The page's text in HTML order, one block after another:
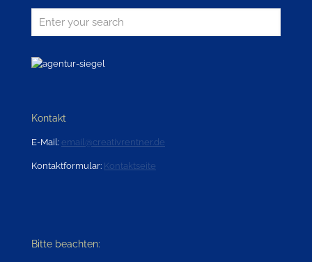
your
Kontakt
E-Mail: email@creativrentner.de
Kontaktformular: Kontaktseite
Bitte beachten: